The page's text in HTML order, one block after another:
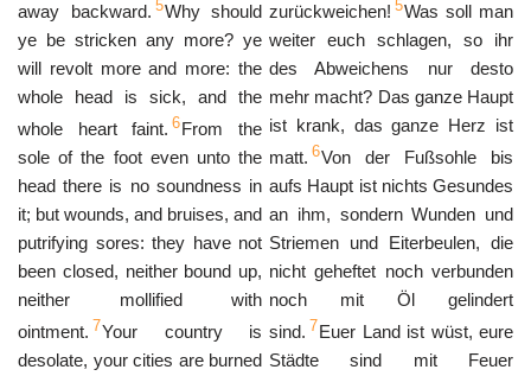
away backward. 5Why should
ye be stricken any more? ye
will revolt more and more: the
whole head is sick, and the
whole heart faint. 6From the
sole of the foot even unto the
head there is no soundness in
it; but wounds, and bruises, and
putrifying sores: they have not
been closed, neither bound up,
neither mollified with
ointment. 7Your country is
desolate, your cities are burned
zurückweichen! 5Was soll man
weiter euch schlagen, so ihr
des Abweichens nur desto
mehr macht? Das ganze Haupt
ist krank, das ganze Herz ist
matt. 6Von der Fußsohle bis
aufs Haupt ist nichts Gesundes
an ihm, sondern Wunden und
Striemen und Eiterbeulen, die
nicht geheftet noch verbunden
noch mit Öl gelindert
sind. 7Euer Land ist wüst, eure
Städte sind mit Feuer